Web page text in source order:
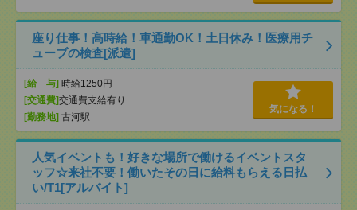
座り仕事！高時給！車通勤OK！土日休み！医療用チ
ューブの検査[派遣]
[給 与] 時給1250円
[交通費]交通費支給有り
[勤務地] 古河駅
気になる！
人気イベントも！好きな場所で働けるイベントスタ
ッフ☆来社不要！働いたその日に給料もらえる日払
い/T1[アルバイト]